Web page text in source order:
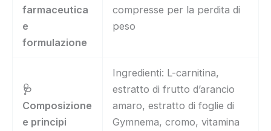
farmaceutica
e
formulazione
compresse per la perdita di
peso
🩺
Composizione
e principi
Ingredienti: L-carnitina,
estratto di frutto d’arancio
amaro, estratto di foglie di
Gymnema, cromo, vitamina